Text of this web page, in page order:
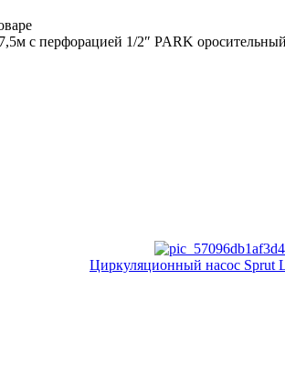
с перфорацией 1/2″ PARK оросительный
Циркуляционный насос Sprut